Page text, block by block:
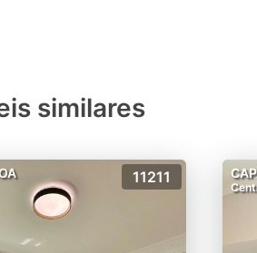
similares
11211